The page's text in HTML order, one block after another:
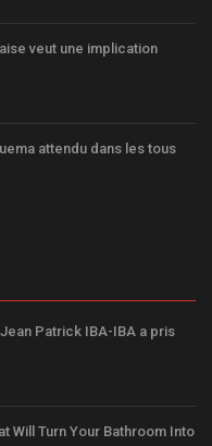
veut une implication
attendu dans les tous
Patrick IBA-IBA a pris
Will Turn Your Bathroom Into